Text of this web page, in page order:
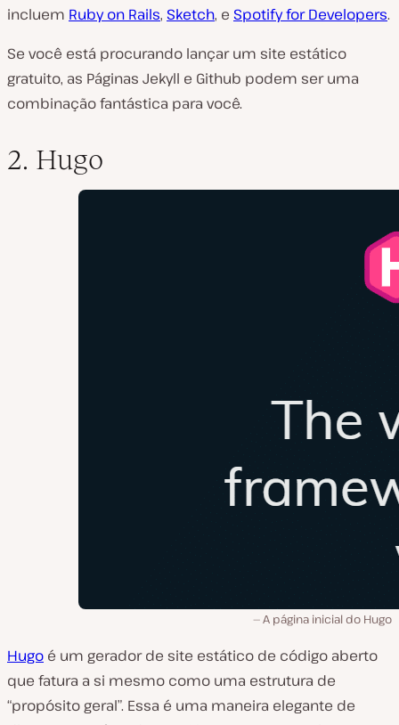
incluem Ruby on Rails, Sketch, e Spotify for Developers.
Se você está procurando lançar um site estático
gratuito, as Páginas Jekyll e Github podem ser uma
combinação fantástica para você.
2. Hugo
A página inicial do Hugo
Hugo é um gerador de site estático de código aberto
que fatura a si mesmo como uma estrutura de
“propósito geral”. Essa é uma maneira elegante de